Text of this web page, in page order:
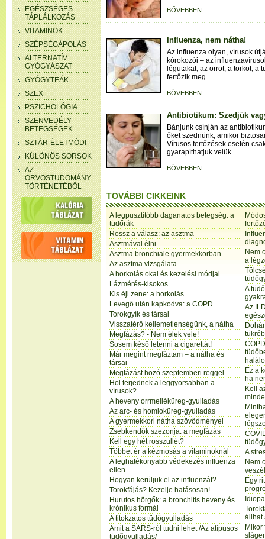
EGÉSZSÉGES
TÁPLÁLKOZÁS
VITAMINOK
SZÉPSÉGÁPOLÁS
ALTERNATÍV
GYÓGYÁSZAT
GYÓGYTEÁK
SZEX
PSZICHOLÓGIA
SZENVEDÉLY-
BETEGSÉGEK
SZTÁR-ÉLETMÓDI
KÜLÖNÖS SORSOK
AZ
ORVOSTUDOMÁNY
TÖRTÉNETÉBŐL
BŐVEBBEN
Influenza, nem nátha!
Az influenza olyan, vírusok
kórokozói – az
légutakat, az orrot, a torkot, a
fertőzik meg.
BŐVEBBEN
Antibiotikum: Szedjük
Bánjunk csínján az
őket szednünk, amikor
Vírusos fertőzések esetén
gyarapíthatjuk velük.
BŐVEBBEN
TOVÁBBI CIKKEINK
A legpusztítóbb daganatos betegség: a
tüdőrák
Rossz a válasz: az asztma
Asztmával élni
Asztma bronchiale gyermekkorban
Az asztma vizsgálata
A horkolás okai és kezelési módjai
Lázmérés-kisokos
Kis éji zene: a horkolás
Levegő után kapkodva: a COPD
Torokgyík és társai
Visszatérő kellemetlenségünk, a nátha
Megfázás? - Nem élek vele!
Sosem késő letenni a cigarettát!
Már megint megfáztam – a nátha és
társai
Megfázást hozó szeptemberi reggel
Hol terjednek a leggyorsabban a
vírusok?
A heveny orrmelléküreg-gyulladás
Az arc- és homloküreg-gyulladás
A gyermekkori nátha szövődményei
Zsebkendők szezonja: a megfázás
Kell egy hét rosszullét?
Többet ér a kézmosás a vitaminoknál
A leghatékonyabb védekezés influenza
ellen
Hogyan kerüljük el az influenzát?
Torokfájás? Kezelje hatásosan!
Hurutos hörgők: a bronchitis heveny és
krónikus formái
A titokzatos tüdőgyulladás
Amit a SARS-ról tudni lehet /Az atípusos
tüdõgyulladás/
Nem
a
A
Az
Ez a
ha
Kell
A
Nem
Egy
állhat